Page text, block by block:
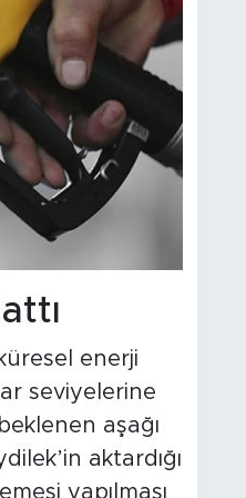
enerji
seviyelerine
aşağı
aktardığı
yapılması